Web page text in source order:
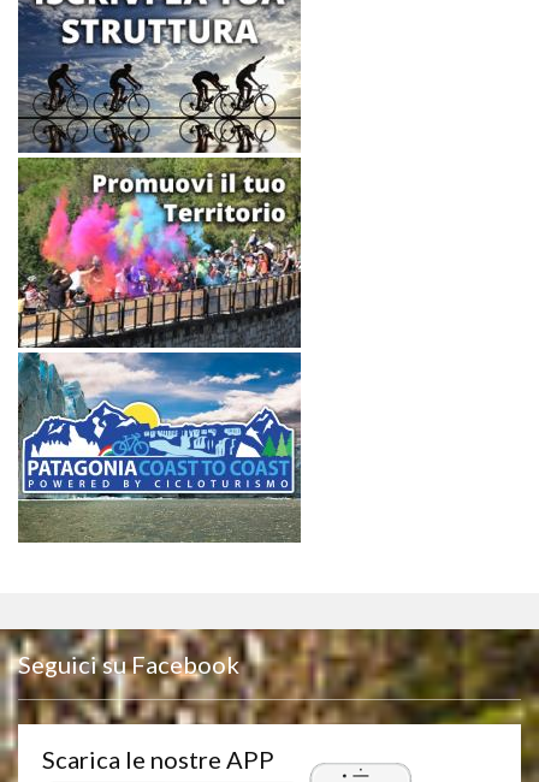
Seguici su Facebook
Scarica le nostre APP